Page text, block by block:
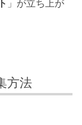
」が立ち上が
方法